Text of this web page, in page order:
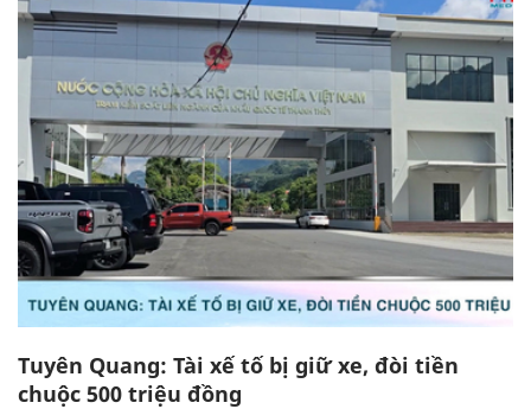
Tuyên Quang: Tài xế tố bị giữ xe, đòi tiền
chuộc 500 triệu đồng